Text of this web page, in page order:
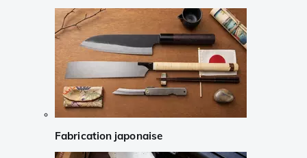
Fabrication japonaise